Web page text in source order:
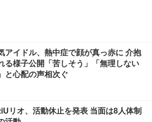
アイドル、熱中症で顔が真っ赤に 介抱
る様子公開「苦しそう」「無理しない
と心配の声相次ぐ
リオ、活動休止を発表 当面は8人体制